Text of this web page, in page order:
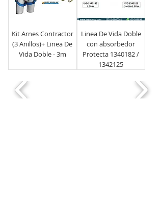
Kit Arnes Contractor
(3 Anillos)+ Linea De
Vida Doble - 3m
Linea De Vida Doble
con absorbedor
Protecta 1340182 /
1342125